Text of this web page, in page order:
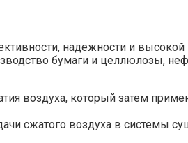
надежности и высокой
бумаги и целлюлозы,
воздуха, который затем
сжатого воздуха в системы